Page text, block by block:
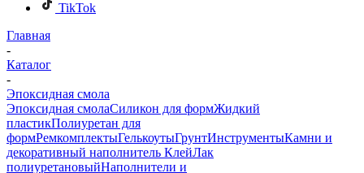
TikTok
Главная
-
Каталог
-
Эпоксидная смола
Эпоксидная смолаСиликон для формЖидкий
пластикПолиуретан для
формРемкомплектыГелькоутыГрунтИнструментыКамни и
декоративный наполнитель КлейЛак
полиуретановыйНаполнители и